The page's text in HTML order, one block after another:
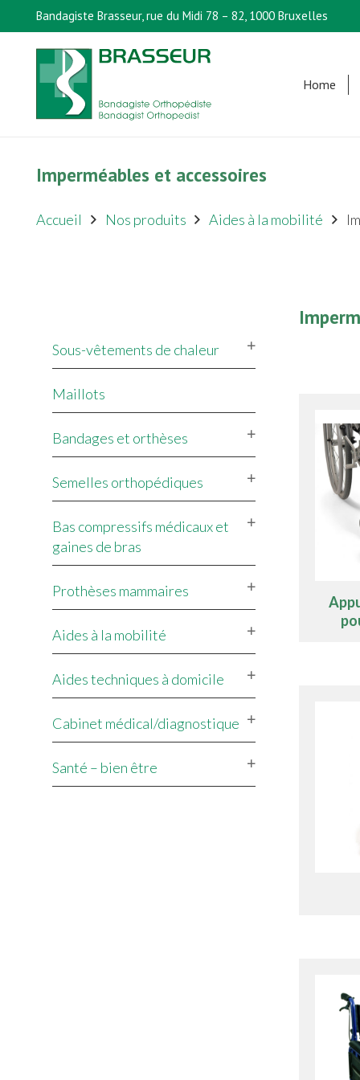
Bandagiste Brasseur, rue du Midi 78 – 82, 1000 Bruxelles
Home
Imperméables et accessoires
Accueil Nos produits Aides à la mobilité
Sous-vêtements de chaleur
Maillots
Bandages et orthèses
Semelles orthopédiques
Bas compressifs médicaux et
gaines de bras
Prothèses mammaires
Aides à la mobilité
Aides techniques à domicile
Cabinet médical/diagnostique
Santé – bien être